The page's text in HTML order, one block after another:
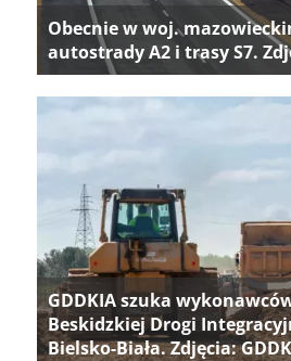
Obecnie w woj.
autostrady A2 i trasy S7.
GDDKIA szuka
Beskidzkiej Drogi
Bielsko-Biała. Zdjęcia: